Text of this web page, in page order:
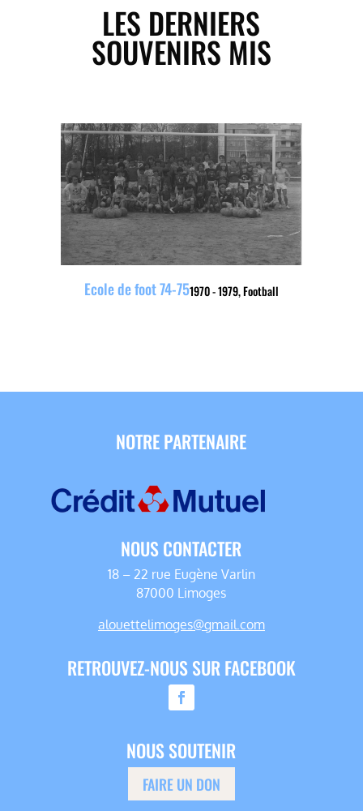
LES DERNIERS
SOUVENIRS MIS
1970 - 1979,Football
Ecole de foot 74-75
NOTRE PARTENAIRE
NOUS CONTACTER
18 – 22 rue Eugène Varlin
87000 Limoges
alouettelimoges@gmail.com
RETROUVEZ-NOUS SUR FACEBOOK
NOUS SOUTENIR
FAIRE UN DON